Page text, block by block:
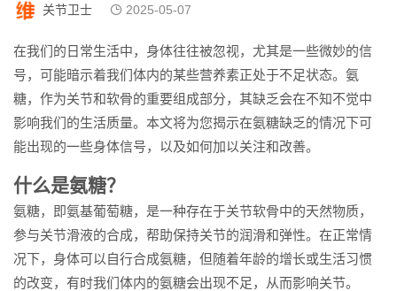
关节卫士 2025-05-07
在我们的日常生活中，身体往往被忽视，尤其是一些微妙的信
号，可能暗示着我们体内的某些营养素正处于不足状态。氨
糖，作为关节和软骨的重要组成部分，其缺乏会在不知不觉中
影响我们的生活质量。本文将为您揭示在氨糖缺乏的情况下可
能出现的一些身体信号，以及如何加以关注和改善。
什么是氨糖？
氨糖，即氨基葡萄糖，是一种存在于关节软骨中的天然物质，
参与关节滑液的合成，帮助保持关节的润滑和弹性。在正常情
况下，身体可以自行合成氨糖，但随着年龄的增长或生活习惯
的改变，有时我们体内的氨糖会出现不足，从而影响关节。